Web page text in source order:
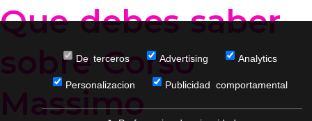
Que debes saber
sobre Corso
Massimo
De terceros Advertising Analytics
Personalizacion Publicidad comportamental